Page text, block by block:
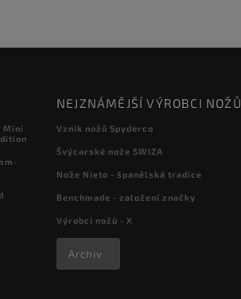
Mini
NEJZNÁMĚJŠÍ VÝROBCI NOŽŮ
Vznik nožů Spyderco
Švýcarské nože SWIZA
Nože Nieto - španělská tradice
Benchmade - založení značky
Výrobci nožů - X
Archiv